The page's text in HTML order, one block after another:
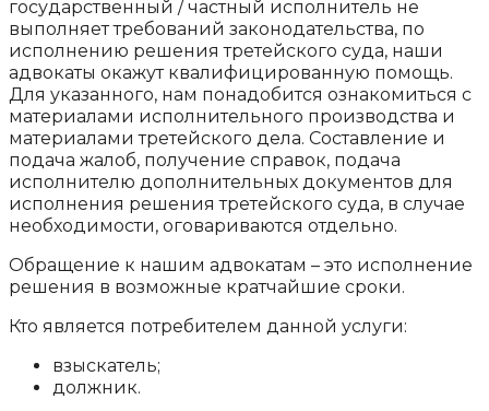
государственный / частный исполнитель не
выполняет требований законодательства, по
исполнению решения третейского суда, наши
адвокаты окажут квалифицированную помощь.
Для указанного, нам понадобится ознакомиться с
материалами исполнительного производства и
материалами третейского дела. Составление и
подача жалоб, получение справок, подача
исполнителю дополнительных документов для
исполнения решения третейского суда, в случае
необходимости, оговариваются отдельно.
Обращение к нашим адвокатам – это исполнение
решения в возможные кратчайшие сроки.
Кто является потребителем данной услуги:
взыскатель;
должник.